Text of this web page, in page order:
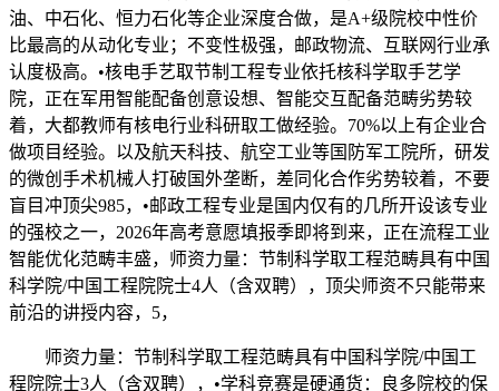
油、中石化、恒力石化等企业深度合做，是A+级院校中性价
比最高的从动化专业；不变性极强，邮政物流、互联网行业承
认度极高。•核电手艺取节制工程专业依托核科学取手艺学
院，正在军用智能配备创意设想、智能交互配备范畴劣势较
着，大都教师有核电行业科研取工做经验。70%以上有企业合
做项目经验。以及航天科技、航空工业等国防军工院所，研发
的微创手术机械人打破国外垄断，差同化合作劣势较着，不要
盲目冲顶尖985，•邮政工程专业是国内仅有的几所开设该专业
的强校之一，2026年高考意愿填报季即将到来，正在流程工业
智能优化范畴丰盛，师资力量：节制科学取工程范畴具有中国
科学院/中国工程院院士4人（含双聘），顶尖师资不只能带来
前沿的讲授内容，5，
师资力量：节制科学取工程范畴具有中国科学院/中国工
程院院士3人（含双聘），•学科竞赛是硬通货：良多院校的保